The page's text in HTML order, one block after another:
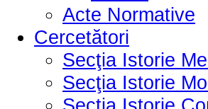
Acte Normative
Cercetători
Secţia Istorie
Secţia Istorie